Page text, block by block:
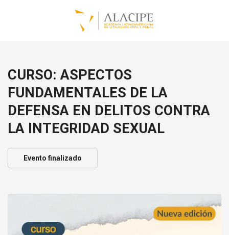
CURSO: ASPECTOS
FUNDAMENTALES DE LA
DEFENSA EN DELITOS CONTRA
LA INTEGRIDAD SEXUAL
Evento finalizado